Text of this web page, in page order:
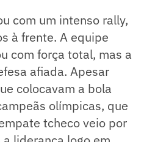
com um intenso rally,
à frente. A equipe
com força total, mas a
afiada. Apesar
colocavam a bola
olímpicas, que
tcheco veio por